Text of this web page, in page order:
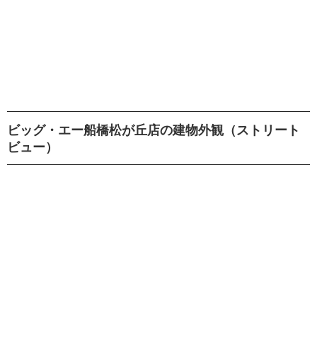
ビッグ・エー船橋松が丘店の建物外観（ストリート
ビュー）